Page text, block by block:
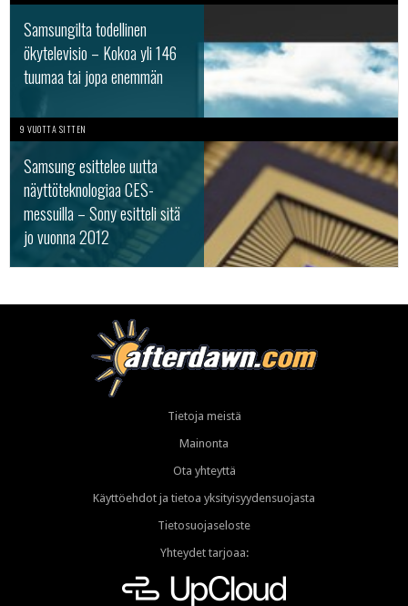
Samsungilta todellinen
ökytelevisio – Kokoa yli 146
tuumaa tai jopa enemmän
9 VUOTTA SITTEN
Samsung esittelee uutta
näyttöteknologiaa CES-
messuilla – Sony esitteli sitä
jo vuonna 2012
Tietoja meistä
Mainonta
Ota yhteyttä
Käyttöehdot ja tietoa yksityisyydensuojasta
Tietosuojaseloste
Yhteydet tarjoaa: